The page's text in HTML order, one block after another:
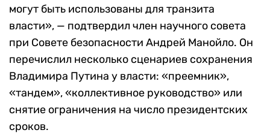
могут быть использованы для транзита
власти», — подтвердил член научного совета
при Совете безопасности Андрей Манойло. Он
перечислил несколько сценариев сохранения
Владимира Путина у власти: «преемник»,
«тандем», «коллективное руководство» или
снятие ограничения на число президентских
сроков.